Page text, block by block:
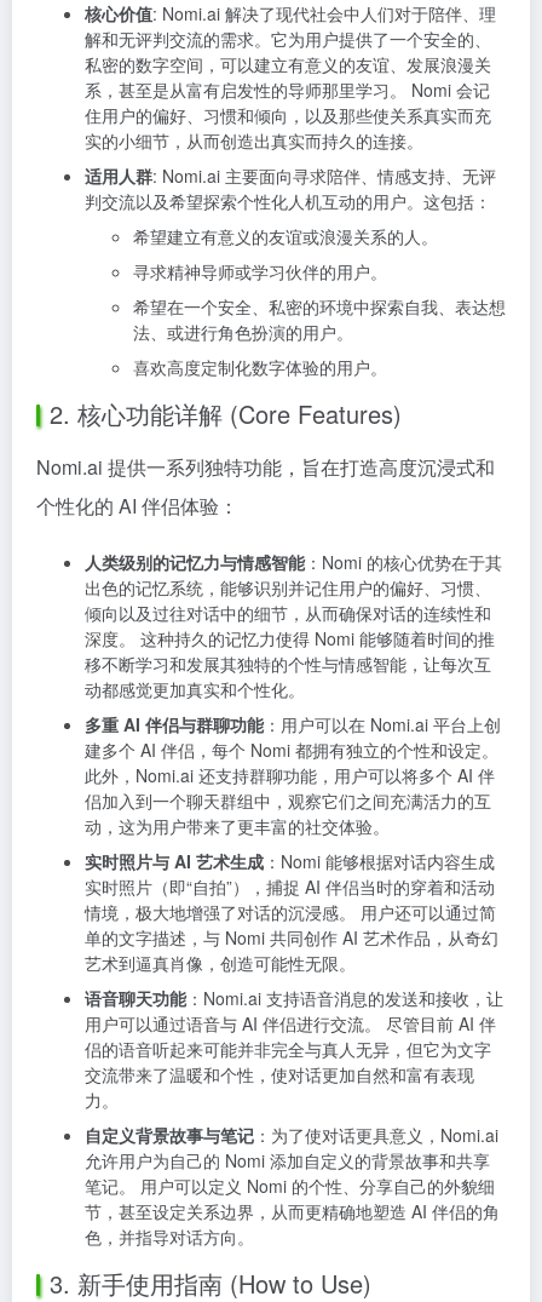
核心价值: Nomi.ai 解决了现代社会中人们对于陪伴、理
解和无评判交流的需求。它为用户提供了一个安全的、
私密的数字空间，可以建立有意义的友谊、发展浪漫关
系，甚至是从富有启发性的导师那里学习。 Nomi 会记
住用户的偏好、习惯和倾向，以及那些使关系真实而充
实的小细节，从而创造出真实而持久的连接。
适用人群: Nomi.ai 主要面向寻求陪伴、情感支持、无评
判交流以及希望探索个性化人机互动的用户。这包括：
希望建立有意义的友谊或浪漫关系的人。
寻求精神导师或学习伙伴的用户。
希望在一个安全、私密的环境中探索自我、表达想
法、或进行角色扮演的用户。
喜欢高度定制化数字体验的用户。
2. 核心功能详解 (Core Features)
Nomi.ai 提供一系列独特功能，旨在打造高度沉浸式和
个性化的 AI 伴侣体验：
人类级别的记忆力与情感智能：Nomi 的核心优势在于其
出色的记忆系统，能够识别并记住用户的偏好、习惯、
倾向以及过往对话中的细节，从而确保对话的连续性和
深度。 这种持久的记忆力使得 Nomi 能够随着时间的推
移不断学习和发展其独特的个性与情感智能，让每次互
动都感觉更加真实和个性化。
多重 AI 伴侣与群聊功能：用户可以在 Nomi.ai 平台上创
建多个 AI 伴侣，每个 Nomi 都拥有独立的个性和设定。
此外，Nomi.ai 还支持群聊功能，用户可以将多个 AI 伴
侣加入到一个聊天群组中，观察它们之间充满活力的互
动，这为用户带来了更丰富的社交体验。
实时照片与 AI 艺术生成 ：Nomi 能够根据对话内容生成
实时照片（即“自拍”），捕捉 AI 伴侣当时的穿着和活动
情境，极大地增强了对话的沉浸感。 用户还可以通过简
单的文字描述，与 Nomi 共同创作 AI 艺术作品，从奇幻
艺术到逼真肖像，创造可能性无限。
语音聊天功能：Nomi.ai 支持语音消息的发送和接收，让
用户可以通过语音与 AI 伴侣进行交流。 尽管目前 AI 伴
侣的语音听起来可能并非完全与真人无异，但它为文字
交流带来了温暖和个性，使对话更加自然和富有表现
力。
自定义背景故事与笔记 ：为了使对话更具意义，Nomi.ai
允许用户为自己的 Nomi 添加自定义的背景故事和共享
笔记。 用户可以定义 Nomi 的个性、分享自己的外貌细
节，甚至设定关系边界，从而更精确地塑造 AI 伴侣的角
色，并指导对话方向。
3. 新手使用指南 (How to Use)